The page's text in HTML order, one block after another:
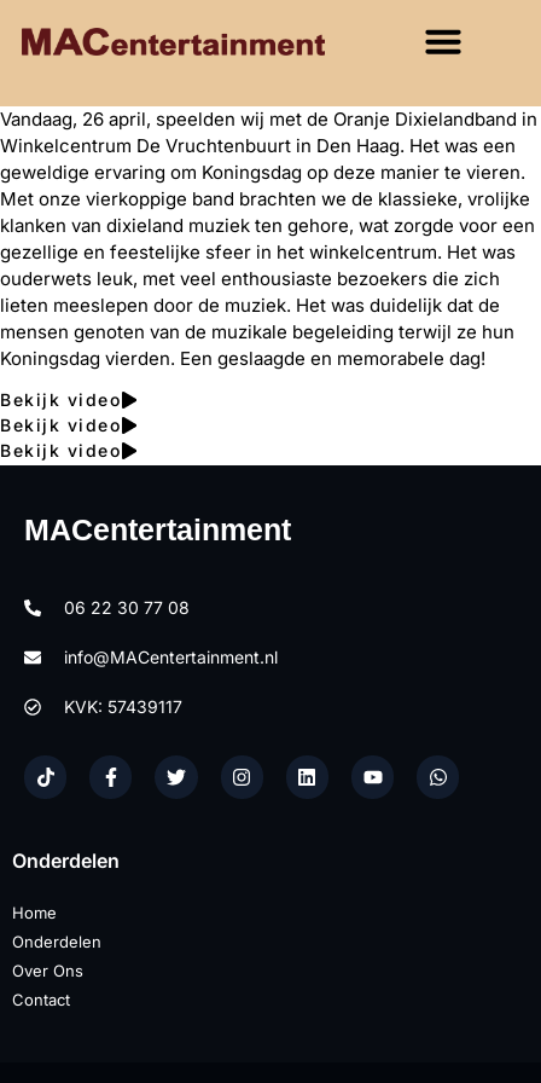
Vandaag, 26 april, speelden wij met de Oranje Dixielandband in
Winkelcentrum De Vruchtenbuurt in Den Haag. Het was een
geweldige ervaring om Koningsdag op deze manier te vieren.
Met onze vierkoppige band brachten we de klassieke, vrolijke
klanken van dixieland muziek ten gehore, wat zorgde voor een
gezellige en feestelijke sfeer in het winkelcentrum. Het was
ouderwets leuk, met veel enthousiaste bezoekers die zich
lieten meeslepen door de muziek. Het was duidelijk dat de
mensen genoten van de muzikale begeleiding terwijl ze hun
Koningsdag vierden. Een geslaagde en memorabele dag!
Bekijk video
Bekijk video
Bekijk video
MACentertainment
06 22 30 77 08
info@MACentertainment.nl
KVK: 57439117
Onderdelen
Home
Onderdelen
Over Ons
Contact